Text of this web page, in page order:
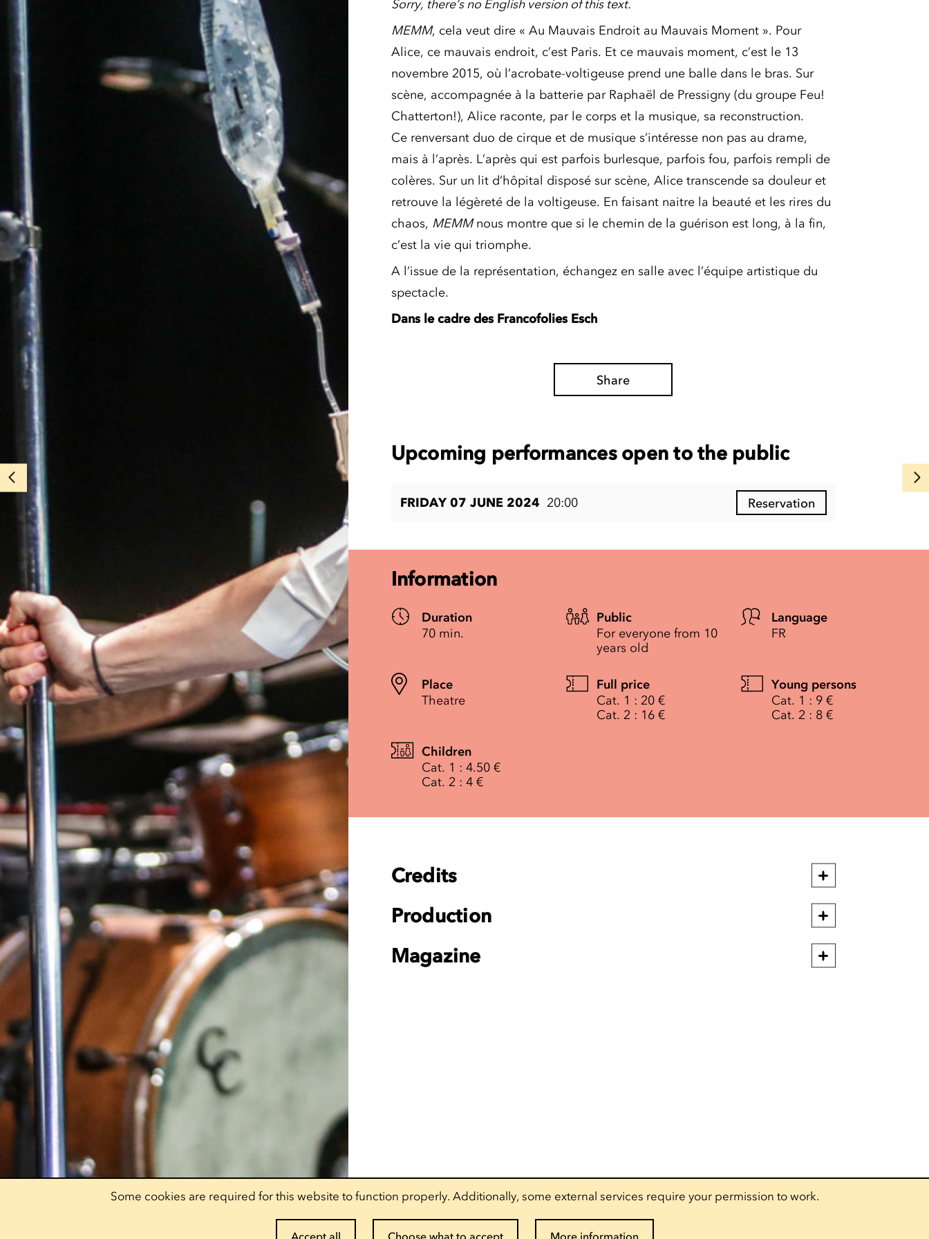
Sorry, there’s no English version of this text.
MEMM, cela veut dire « Au Mauvais Endroit au Mauvais Moment ». Pour
Alice, ce mauvais endroit, c’est Paris. Et ce mauvais moment, c’est le 13
novembre 2015, où l’acrobate-voltigeuse prend une balle dans le bras. Sur
scène, accompagnée à la batterie par Raphaël de Pressigny (du groupe Feu!
Chatterton!), Alice raconte, par le corps et la musique, sa reconstruction.
Ce renversant duo de cirque et de musique s’intéresse non pas au drame,
mais à l’après. L’après qui est parfois burlesque, parfois fou, parfois rempli de
colères. Sur un lit d’hôpital disposé sur scène, Alice transcende sa douleur et
retrouve la légèreté de la voltigeuse. En faisant naitre la beauté et les rires du
chaos, MEMMnous montre que si le chemin de la guérison est long, à la fin,
c’est la vie qui triomphe.
A l’issue de la représentation, échangez en salle avec l’équipe artistique du
spectacle.
Dans le cadre des Francofolies Esch
Share
Upcoming performances open to the public
FRIDAY 07 JUNE 2024 20:00 Reservation
Information
Duration
70 min.
Public
For everyone from 10
years old
Language
FR
Place
Theatre
Full price
Cat. 1 : 20 €
Cat. 2 : 16 €
Young persons
Cat. 1 : 9 €
Cat. 2 : 8 €
Children
Cat. 1 : 4.50 €
Cat. 2 : 4 €
Credits
Production
Magazine
Some cookies are required for this website to function properly. Additionally, some external services require your permission to work.
Accept all Choose what to accept More information